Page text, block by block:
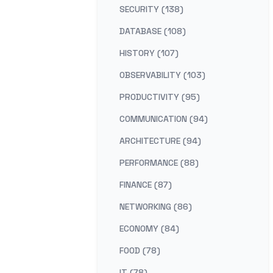
SECURITY (138)
DATABASE (108)
HISTORY (107)
OBSERVABILITY (103)
PRODUCTIVITY (95)
COMMUNICATION (94)
ARCHITECTURE (94)
PERFORMANCE (88)
FINANCE (87)
NETWORKING (86)
ECONOMY (84)
FOOD (78)